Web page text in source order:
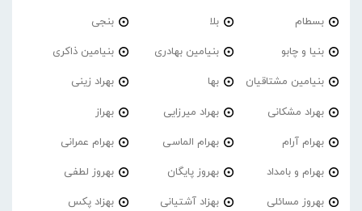
بسطام بلا بنجی
بنیا و چابو بنیامین بهادری بنیامین ذاکری
بنیامین مشتاقیان بها بهراد زینی
بهراد مشکانی بهراد میرزایی بهراز
بهرام آرام بهرام الماسی بهرام عمرانی
بهرام و بامداد بهروز پایگان بهروز لطفی
بهروز مسائلی بهزاد آشتیانی بهزاد پکس